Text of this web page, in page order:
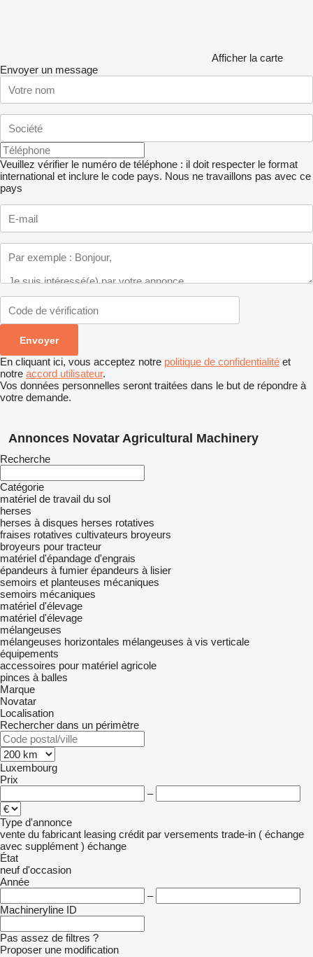
Afficher la carte
Envoyer un message
Veuillez vérifier le numéro de téléphone : il doit respecter le format
international et inclure le code pays. Nous ne travaillons pas avec ce
pays
En cliquant ici, vous acceptez notre politique de confidentialité et
notre accord utilisateur.
Vos données personnelles seront traitées dans le but de répondre à
votre demande.
Annonces Novatar Agricultural Machinery
Recherche
Catégorie
matériel de travail du sol
herses
herses à disques herses rotatives
fraises rotatives cultivateurs broyeurs
broyeurs pour tracteur
matériel d'épandage d'engrais
épandeurs à fumier épandeurs à lisier
semoirs et planteuses mécaniques
semoirs mécaniques
matériel d'élevage
matériel d'élevage
mélangeuses
mélangeuses horizontales mélangeuses à vis verticale
équipements
accessoires pour matériel agricole
pinces à balles
Marque
Novatar
Localisation
Rechercher dans un périmètre
Luxembourg
Prix
–
Type d'annonce
vente du fabricant leasing crédit par versements trade-in ( échange
avec supplément ) échange
État
neuf d'occasion
Année
–
Machineryline ID
Pas assez de filtres ?
Proposer une modification